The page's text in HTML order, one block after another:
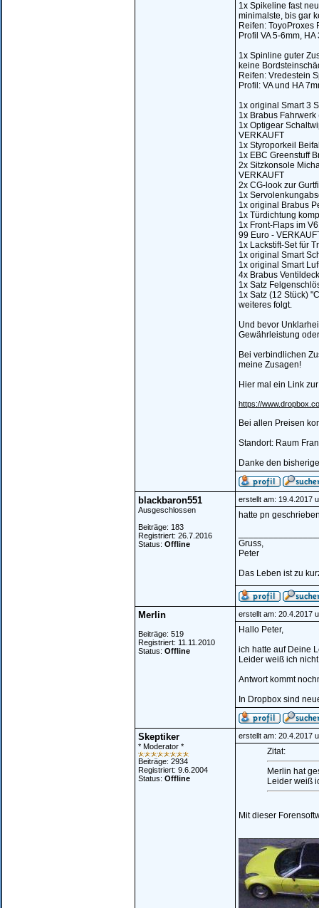
1x Spikeline fast
minimalste, bis gar
Reifen: ToyoProxes
Profil VA 5-6mm, HA
1x Spinline guter
keine
Reifen: Vredestein
Profil: VA und HA
1x original Smart 3
1x Brabus Fahrwerk
1x Optigear
VERKAUFT
1x Styroporkeil
1x EBC Greenstuff
2x Sitzkonsole
VERKAUFT
2x CG-look zur
1x
1x original Brabus
1x Türdichtung
1x Front-Flaps im
99 Euro -
1x Lackstift-Set für
1x original Smart
1x original Smart
4x Brabus
1x Satz
1x Satz (12 Stück)
weiteres folgt.
Und bevor
Gewährleistung
Bei verbindlichen
meine Zusagen!
Hier mal ein Link
https://
Bei allen Preisen
Standort: Raum
Danke den
blackbaron551
Ausgeschlossen
Beiträge: 183
Registriert: 26.7.2016
Status: Offline
erstellt am: 19.4.2017
hatte pn
Gruss,
Peter
Das Leben ist zu
Merlin
Beiträge: 519
Registriert: 11.11.2010
Status: Offline
erstellt am: 20.4.2017
Hallo Peter,
ich hatte auf Deine
Leider weiß ich
Antwort kommt
In Dropbox sind
Skeptiker
* Moderator *
Beiträge: 2934
Registriert: 9.6.2004
Status: Offline
erstellt am: 20.4.2017
Zitat:
Merlin hat
Leider weiß
Mit dieser